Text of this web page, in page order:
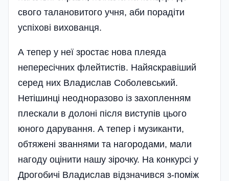
свого талановитого учня, аби порадіти
успіхові вихованця.
А тепер у неї зростає нова плеяда
непересічних флейтистів. Найяскравіший
серед них Владислав Соболевський.
Нетішинці неодноразово із захопленням
плескали в долоні після виступів цього
юного дарування. А тепер і музиканти,
обтяжені званнями та нагородами, мали
нагоду оцінити нашу зірочку. На конкурсі у
Дрогобичі Владислав відзначився з-поміж